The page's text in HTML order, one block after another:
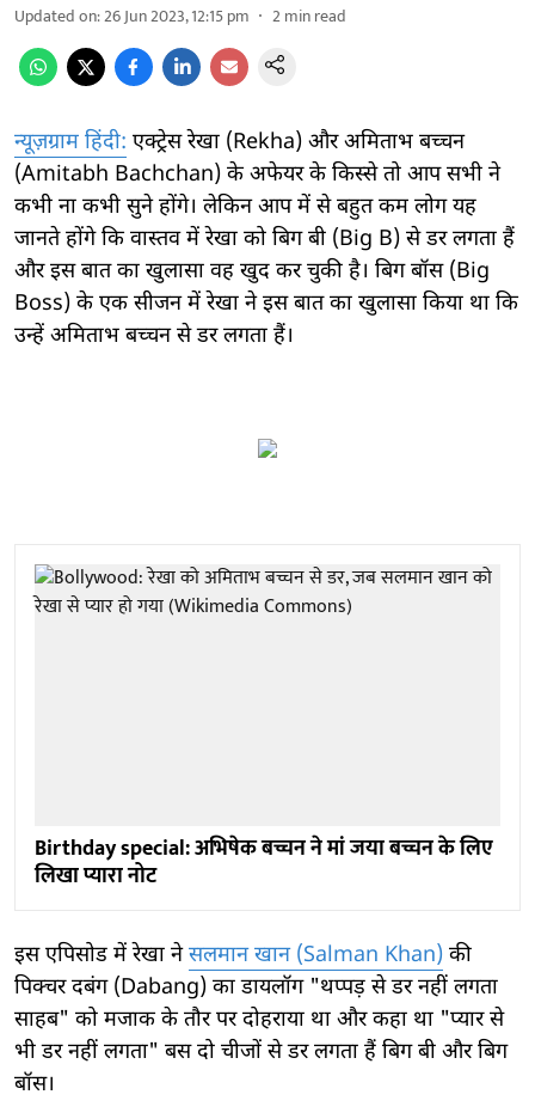
Updated on:26 Jun 2023, 12:15 pm 2min read
न्यूज़ग्राम हिंदी: एक्ट्रेस रेखा (Rekha) और अमिताभ बच्चन
(Amitabh Bachchan) के अफेयर के किस्से तो आप सभी ने
कभी ना कभी सुने होंगे। लेकिन आप में से बहुत कम लोग यह
जानते होंगे कि वास्तव में रेखा को बिग बी (Big B) से डर लगता हैं
और इस बात का खुलासा वह खुद कर चुकी है। बिग बॉस (Big
Boss) के एक सीजन में रेखा ने इस बात का खुलासा किया था कि
उन्हें अमिताभ बच्चन से डर लगता हैं।
Birthday special: अभिषेक बच्चन ने मां जया बच्चन के लिए
लिखा प्यारा नोट
इस एपिसोड में रेखा नेसलमान खान (Salman Khan) की
पिक्चर दबंग (Dabang) का डायलॉग "थप्पड़ से डर नहीं लगता
साहब" को मजाक के तौर पर दोहराया था और कहा था "प्यार से
भी डर नहीं लगता" बस दो चीजों से डर लगता हैं बिग बी और बिग
बॉस।